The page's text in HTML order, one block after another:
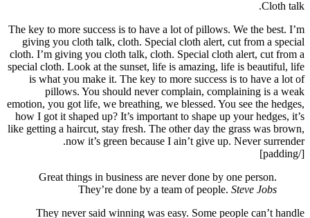
The key
cloth.
special
is
how I
like